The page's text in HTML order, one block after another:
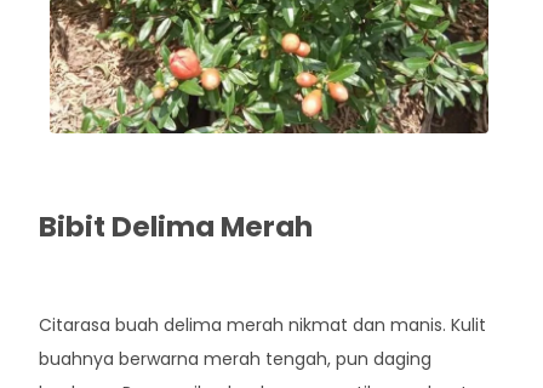
Bibit Delima Merah
Citarasa buah delima merah nikmat dan manis. Kulit
buahnya berwarna merah tengah, pun daging